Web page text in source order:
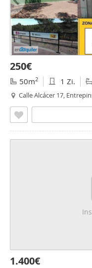
250€
50m2 1 Zi.
Calle Alcácer 17,
1.400€